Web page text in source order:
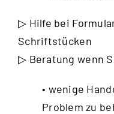
▷ Hilfe bei
Schriftstücken
▷ Beratung wenn
• wenige
Problem zu